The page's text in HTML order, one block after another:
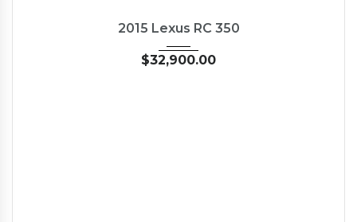
2015 Lexus RC 350
$32,900.00